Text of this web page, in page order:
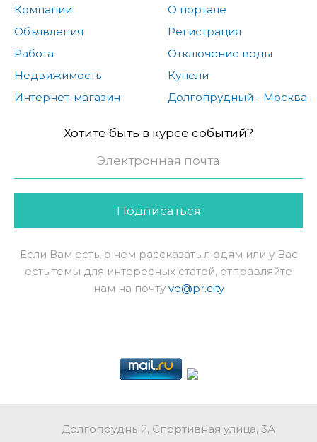
Компании
Объявления
Работа
Недвижимость
Интернет-магазин
О портале
Регистрация
Отключение воды
Купели
Долгопрудный - Москва
Хотите быть в курсе событий?
Подписаться
Если Вам есть, о чем рассказать людям или у Вас
есть темы для интересных статей, отправляйте
нам на почту ve@pr.city
Долгопрудный, Спортивная улица, 3А